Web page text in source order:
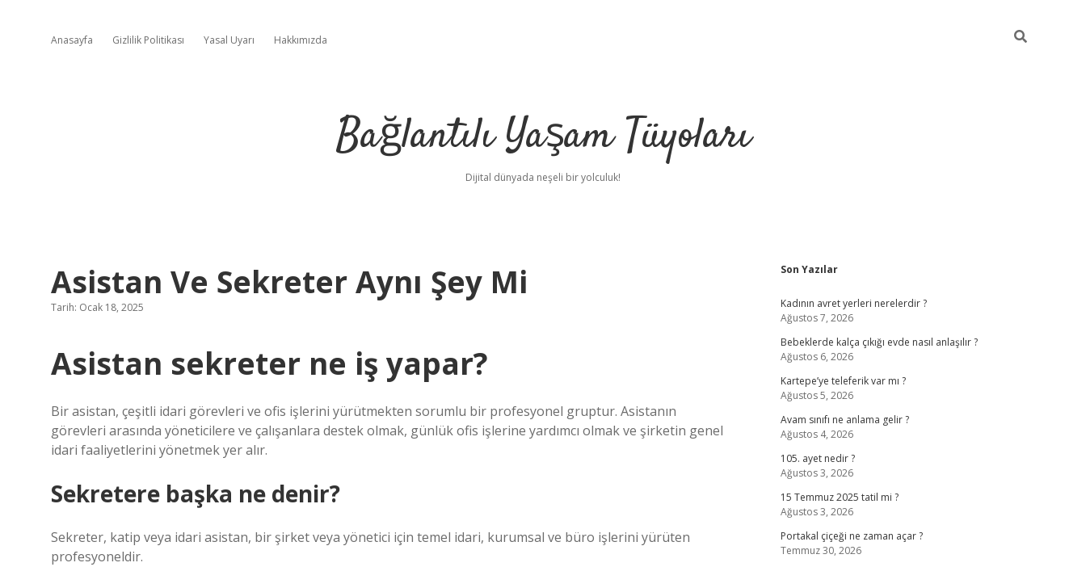
Anasayfa Gizlilik Politikası Yasal Uyarı Hakkımızda
Bağlantılı Yaşam Tüyoları
Dijital dünyada neşeli bir yolculuk!
Asistan Ve Sekreter Aynı Şey Mi
Tarih: Ocak 18, 2025
Asistan sekreter ne iş yapar?
Bir asistan, çeşitli idari görevleri ve ofis işlerini yürütmekten sorumlu bir profesyonel gruptur. Asistanın
görevleri arasında yöneticilere ve çalışanlara destek olmak, günlük ofis işlerine yardımcı olmak ve şirketin genel
idari faaliyetlerini yönetmek yer alır.
Sekretere başka ne denir?
Sekreter, katip veya idari asistan, bir şirket veya yönetici için temel idari, kurumsal ve büro işlerini yürüten
profesyoneldir.
Sidebar
Son Yazılar
Kadının avret yerleri nerelerdir ?
Ağustos 7, 2026
Bebeklerde kalça çıkığı evde nasıl anlaşılır ?
Ağustos 6, 2026
Kartepe’ye teleferik var mı ?
Ağustos 5, 2026
Avam sınıfı ne anlama gelir ?
Ağustos 4, 2026
105. ayet nedir ?
Ağustos 3, 2026
15 Temmuz 2025 tatil mi ?
Ağustos 3, 2026
Portakal çiçeği ne zaman açar ?
Temmuz 30, 2026